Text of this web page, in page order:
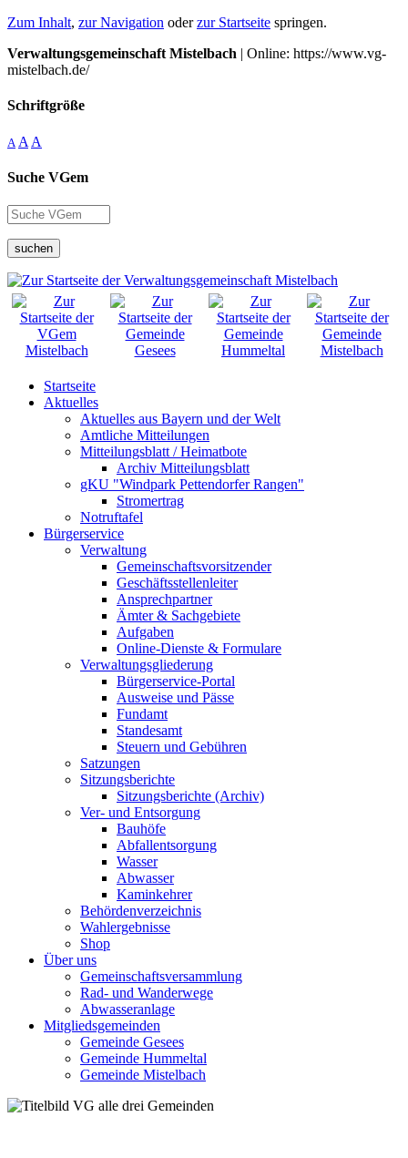
Zum Inhalt, zur Navigation oderzur Startseite springen.
Verwaltungsgemeinschaft Mistelbach | Online: https://www.vg-
mistelbach.de/
Schriftgröße
A A A
Suche VGem
suchen
Startseite
Aktuelles
Aktuelles aus Bayern und der Welt
Amtliche Mitteilungen
Mitteilungsblatt / Heimatbote
Archiv Mitteilungsblatt
gKU "Windpark Pettendorfer Rangen"
Stromertrag
Notruftafel
Bürgerservice
Verwaltung
Gemeinschaftsvorsitzender
Geschäftsstellenleiter
Ansprechpartner
Ämter & Sachgebiete
Aufgaben
Online-Dienste & Formulare
Verwaltungsgliederung
Bürgerservice-Portal
Ausweise und Pässe
Fundamt
Standesamt
Steuern und Gebühren
Satzungen
Sitzungsberichte
Sitzungsberichte (Archiv)
Ver- und Entsorgung
Bauhöfe
Abfallentsorgung
Wasser
Abwasser
Kaminkehrer
Behördenverzeichnis
Wahlergebnisse
Shop
Über uns
Gemeinschaftsversammlung
Rad- und Wanderwege
Abwasseranlage
Mitgliedsgemeinden
Gemeinde Gesees
Gemeinde Hummeltal
Gemeinde Mistelbach